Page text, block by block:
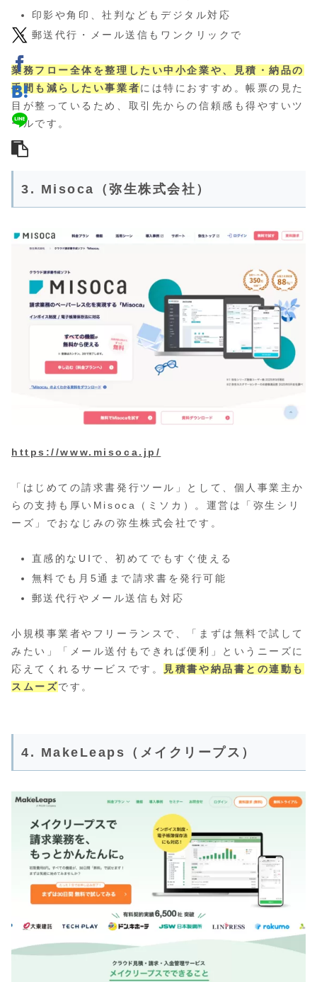
印影や角印、社判などもデジタル対応
郵送代行・メール送信もワンクリックで
業務フロー全体を整理したい中小企業や、見積・納品の
手間も減らしたい事業者には特におすすめ。帳票の見た
目が整っているため、取引先からの信頼感も得やすいツ
ールです。
3. Misoca（弥生株式会社）
https://www.misoca.jp/
「はじめての請求書発行ツール」として、個人事業主か
らの支持も厚いMisoca（ミソカ）。運営は「弥生シリ
ーズ」でおなじみの弥生株式会社です。
直感的なUIで、初めてでもすぐ使える
無料でも月5通まで請求書を発行可能
郵送代行やメール送信も対応
小規模事業者やフリーランスで、「まずは無料で試して
みたい」「メール送付もできれば便利」というニーズに
応えてくれるサービスです。
見積書や納品書との連動も
スムーズです。
4. MakeLeaps（メイクリープス）